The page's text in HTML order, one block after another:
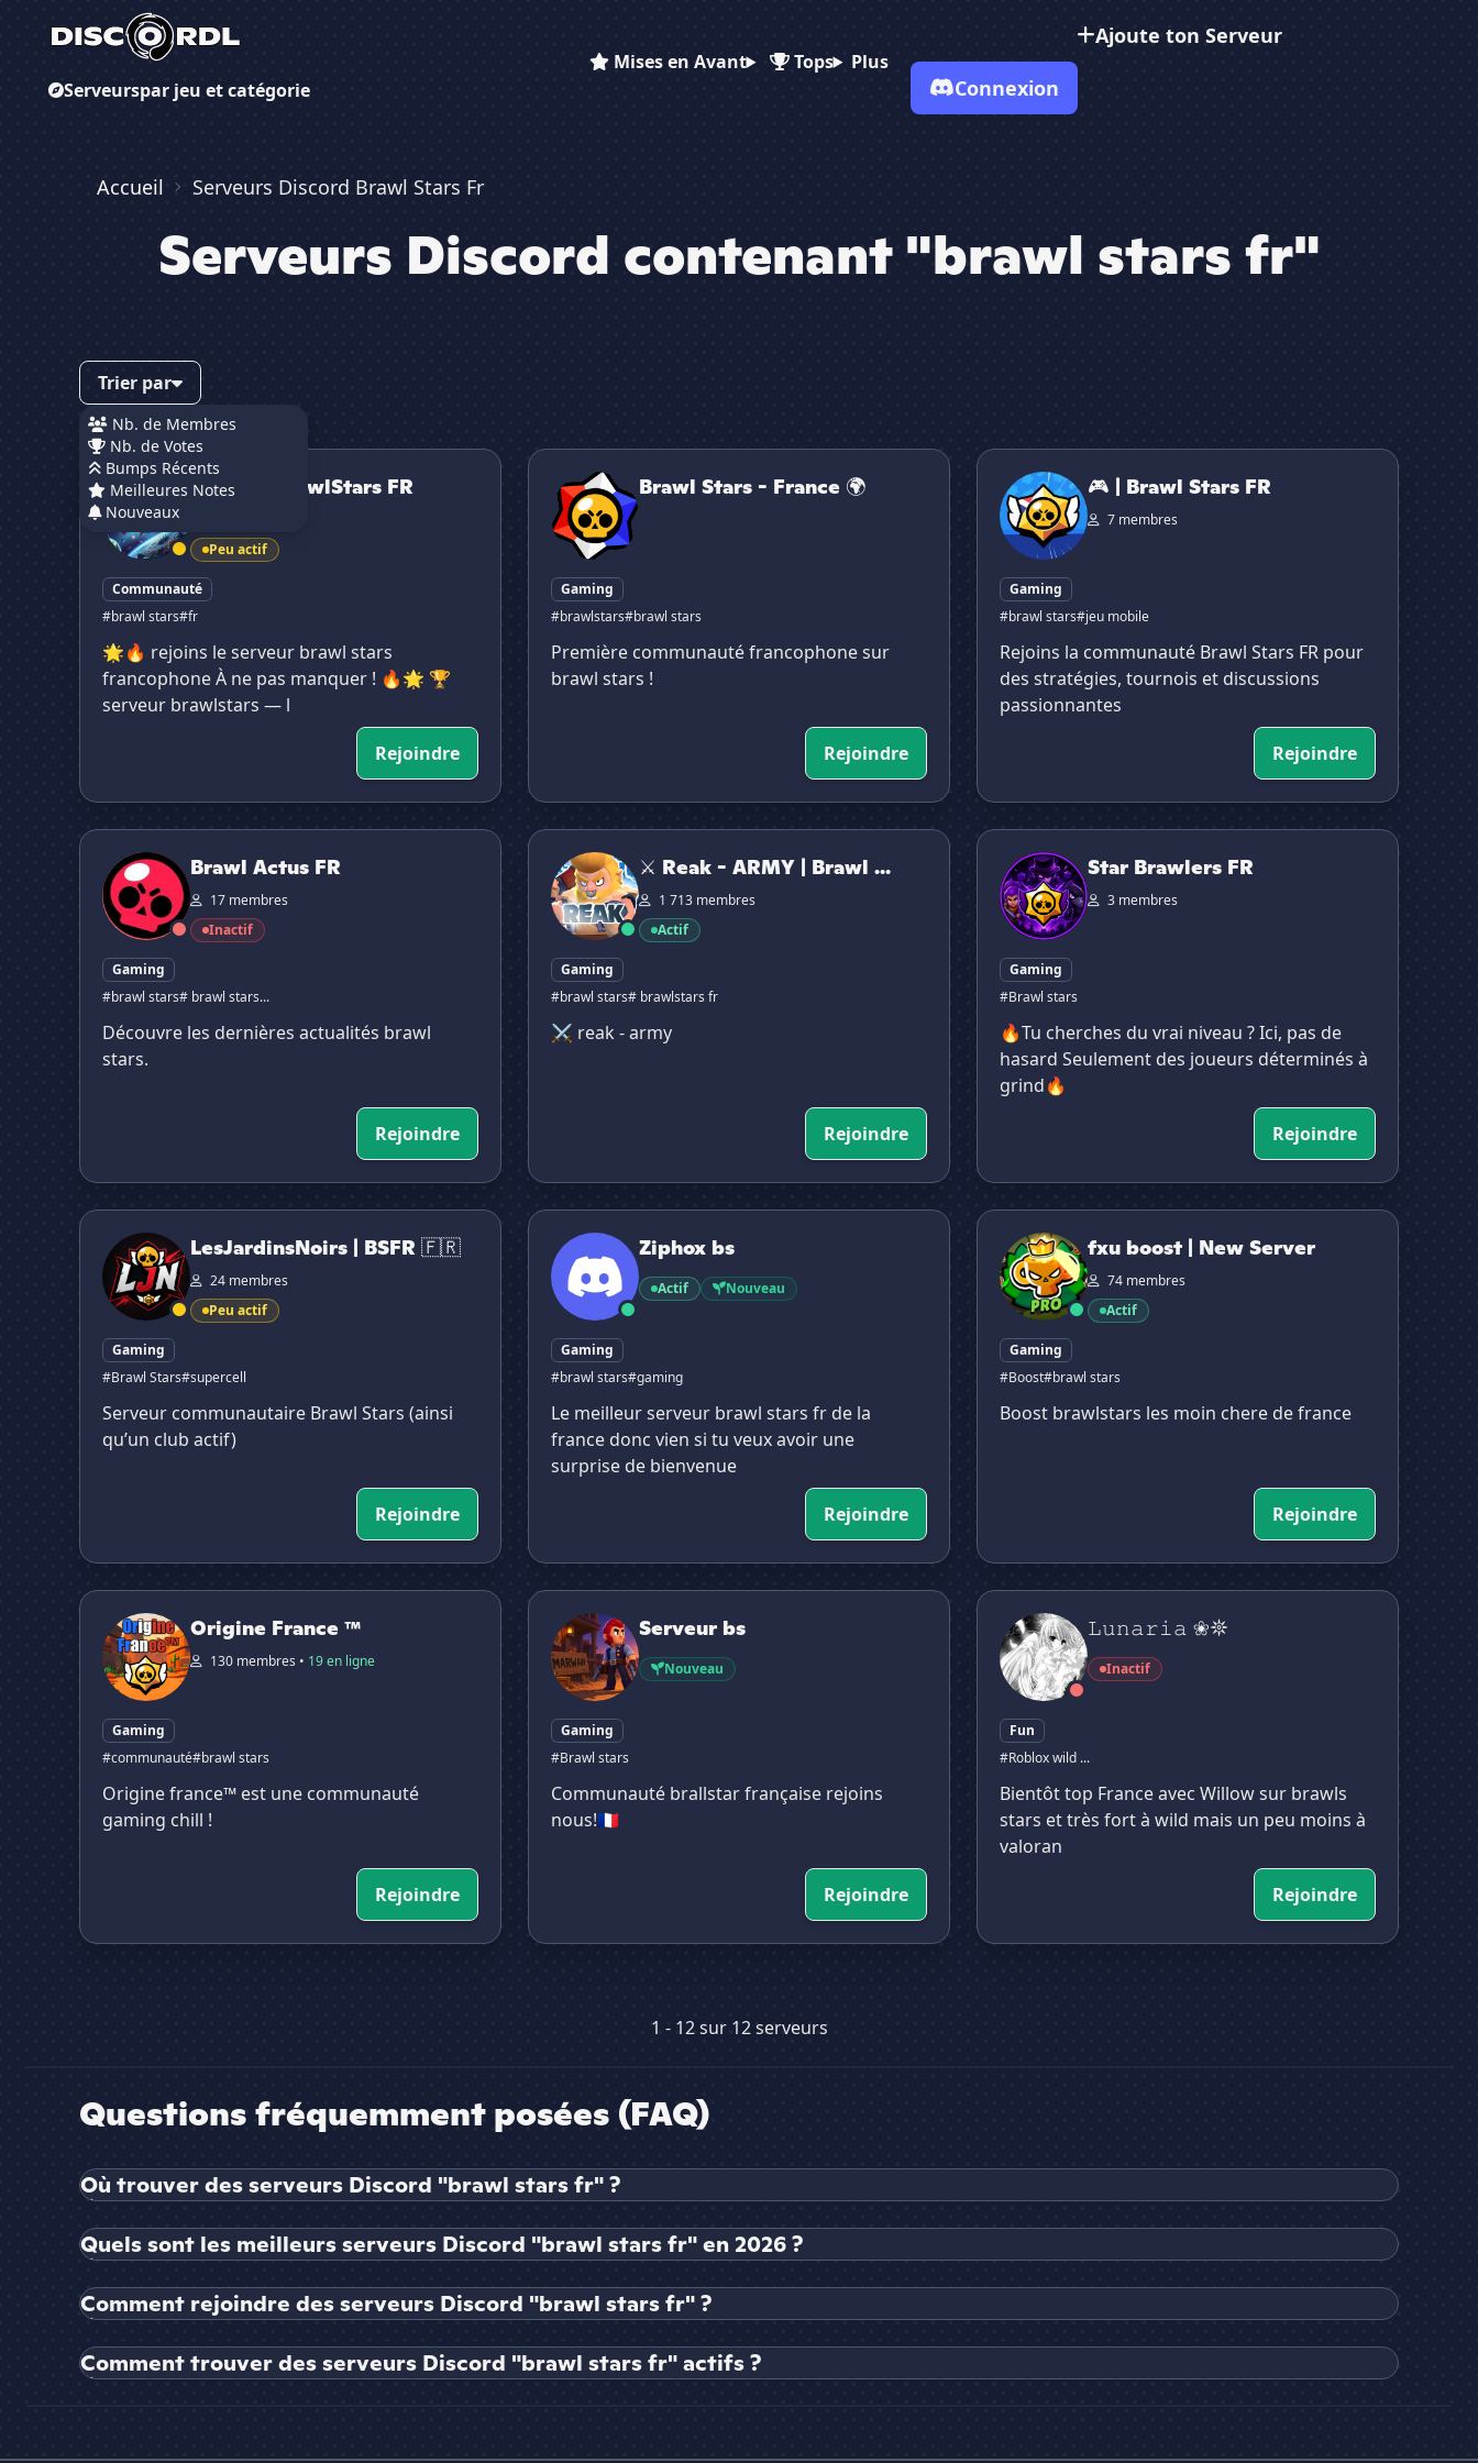
Serveurspar jeu et catégorie
Mises en Avant Tops Plus
Ajoute ton Serveur
Connexion
Accueil Serveurs Discord Brawl Stars Fr
Serveurs Discord contenant "brawl stars fr"
Trier par
Nb. de Membres
Nb. de Votes
Bumps Récents
Meilleures Notes
Nouveaux
Serveur BrawlStars FR
Serveur BrawlStars FR
Peu actif
Communauté
#brawl stars#fr
🌟🔥 rejoins le serveur brawl stars
francophone À ne pas manquer ! 🔥🌟 🏆
serveur brawlstars — l
Rejoindre
Brawl Stars - France 🌍
Brawl Stars - France 🌍
Gaming
#brawlstars#brawl stars
Première communauté francophone sur
brawl stars !
Rejoindre
🎮 | Brawl Stars FR
🎮 | Brawl Stars FR
7 membres
Gaming
#brawl stars#jeu mobile
Rejoins la communauté Brawl Stars FR pour
des stratégies, tournois et discussions
passionnantes
Rejoindre
Brawl Actus FR
Brawl Actus FR
17 membres
Inactif
Gaming
#brawl stars# brawl stars...
Découvre les dernières actualités brawl
stars.
Rejoindre
⚔ Reak - ARMY | Brawl Stars
⚔ Reak - ARMY | Brawl ...
1 713 membres
Actif
Gaming
#brawl stars# brawlstars fr
⚔ reak - army
Rejoindre
Star Brawlers FR
Star Brawlers FR
3 membres
Gaming
#Brawl stars
🔥Tu cherches du vrai niveau ? Ici, pas de
hasard Seulement des joueurs déterminés à
grind🔥
Rejoindre
LesJardinsNoirs | BSFR 🇫🇷
LesJardinsNoirs | BSFR 🇫🇷
24 membres
Peu actif
Gaming
#Brawl Stars#supercell
Serveur communautaire Brawl Stars (ainsi
qu’un club actif)
Rejoindre
Ziphox bs
Ziphox bs
Actif Nouveau
Gaming
#brawl stars#gaming
Le meilleur serveur brawl stars fr de la
france donc vien si tu veux avoir une
surprise de bienvenue
Rejoindre
fxu boost | New Server
fxu boost | New Server
74 membres
Actif
Gaming
#Boost#brawl stars
Boost brawlstars les moin chere de france
Rejoindre
Origine France ™
Origine France ™
130 membres • 19 en ligne
Gaming
#communauté#brawl stars
Origine france™ est une communauté
gaming chill !
Rejoindre
Serveur bs
Serveur bs
Nouveau
Gaming
#Brawl stars
Communauté brallstar française rejoins
nous!🇨🇵
Rejoindre
𝙻𝚞𝚗𝚊𝚛𝚒𝚊 ❀𖤓
𝙻𝚞𝚗𝚊𝚛𝚒𝚊 ❀𖤓
Inactif
Fun
#Roblox wild ...
Bientôt top France avec Willow sur brawls
stars et très fort à wild mais un peu moins à
valoran
Rejoindre
1 - 12 sur 12 serveurs
Questions fréquemment posées (FAQ)
Où trouver des serveurs Discord "brawl stars fr" ?
Quels sont les meilleurs serveurs Discord "brawl stars fr" en 2026 ?
Comment rejoindre des serveurs Discord "brawl stars fr" ?
Comment trouver des serveurs Discord "brawl stars fr" actifs ?